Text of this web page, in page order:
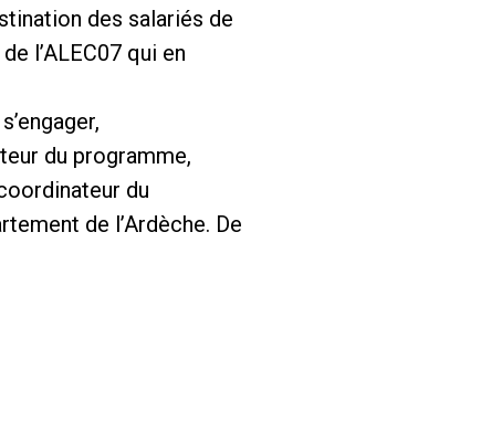
des salariés de
l’ALEC07 qui en
du programme,
du
de l’Ardèche. De